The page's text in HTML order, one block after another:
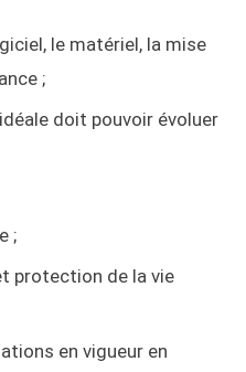
le matériel, la mise
;
doit pouvoir évoluer
;
protection de la vie
en vigueur en